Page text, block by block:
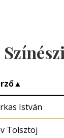
▲
István
Tolsztoj